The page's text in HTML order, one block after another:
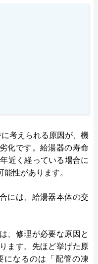
考えられる原因が、機
化です。給湯器の寿命
近く経っている場合に
性があります。
には、給湯器本体の交
、修理が必要な原因と
ます。先ほど挙げた原
になるのは「配管の凍